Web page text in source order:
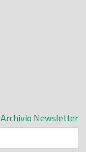
Archivio Newsletter